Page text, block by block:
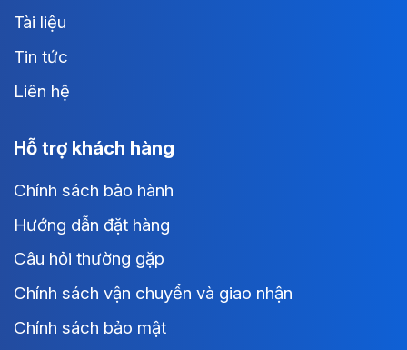
Tài liệu
Tin tức
Liên hệ
Hỗ trợ khách hàng
Chính sách bảo hành
Hướng dẫn đặt hàng
Câu hỏi thường gặp
Chính sách vận chuyển và giao nhận
Chính sách bảo mật